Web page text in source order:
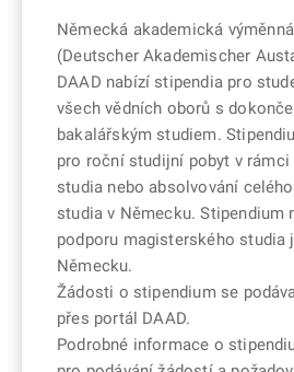
Německá akademická
(Deutscher Akademischer
DAAD nabízí stipendia pro
všech vědních oborů s
bakalářským studiem.
pro roční studijní pobyt v
studia nebo absolvování
studia v Německu. Stipendium
podporu magisterského studia
Německu.
Žádosti o stipendium se
přes portál DAAD.
Podrobné informace o